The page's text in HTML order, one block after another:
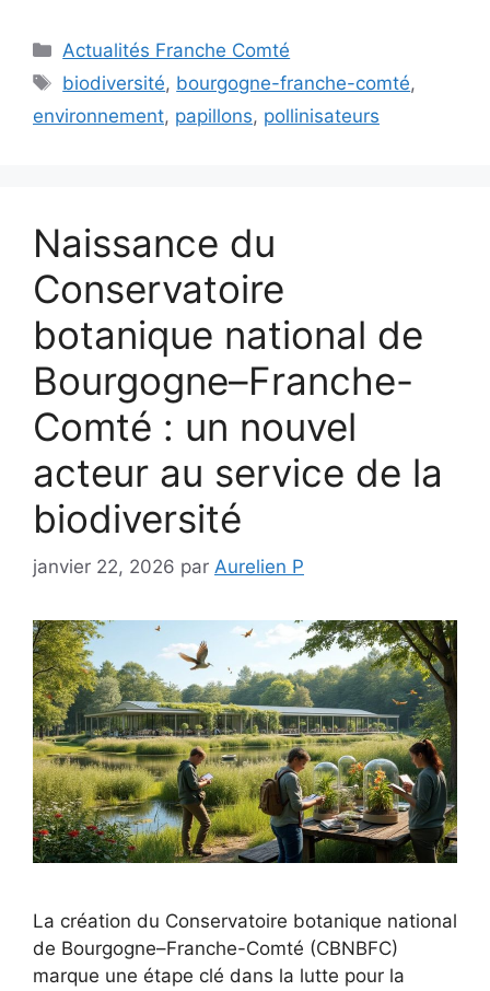
Catégories
Actualités Franche Comté
Étiquettes
biodiversité, bourgogne-franche-comté,
environnement, papillons, pollinisateurs
Naissance du
Conservatoire
botanique national de
Bourgogne–Franche-
Comté : un nouvel
acteur au service de la
biodiversité
janvier 22, 2026 par Aurelien P
La création du Conservatoire botanique national
de Bourgogne–Franche-Comté (CBNBFC)
marque une étape clé dans la lutte pour la